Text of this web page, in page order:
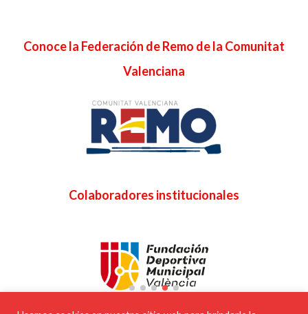
Conoce la Federación de Remo de la Comunitat
Valenciana
Colaboradores institucionales